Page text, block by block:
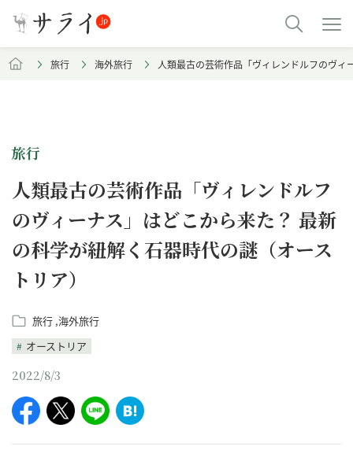
旅行 海外旅行 人類最古の芸術作品「ヴィレンドルフのヴ
旅行
人類最古の芸術作品「ヴィレンドルフ
のヴィーナス」はどこから来た？ 最新
の科学が紐解く石器時代の謎（オース
トリア）
旅行 海外旅行
オーストリア
2022/8/3